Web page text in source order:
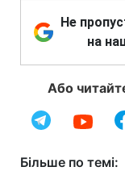
Не
на
Або
Більше по темі: